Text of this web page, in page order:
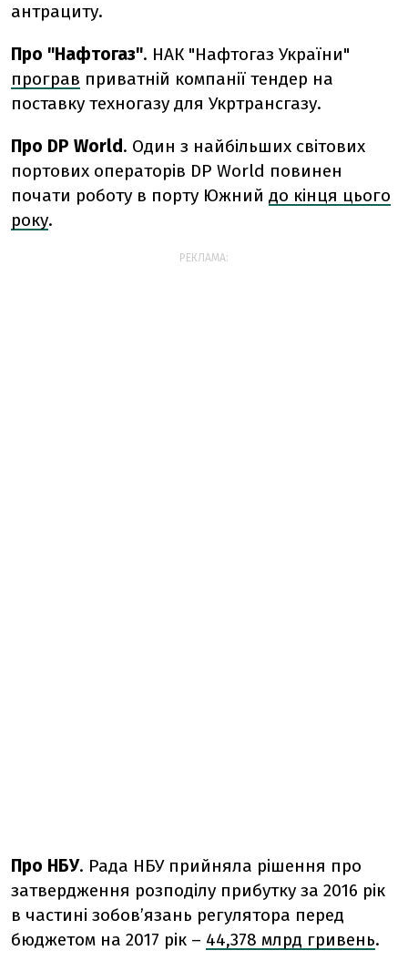
антрациту.
Про "Нафтогаз". НАК "Нафтогаз України"
програв приватній компанії тендер на
поставку техногазу для Укртрансгазу.
Про DP World. Один з найбільших світових
портових операторів DP World повинен
почати роботу в порту Южний до кінця цього
року.
РЕКЛАМА:
Про НБУ. Рада НБУ прийняла рішення про
затвердження розподілу прибутку за 2016 рік
в частині зобов’язань регулятора перед
бюджетом на 2017 рік – 44,378 млрд гривень.